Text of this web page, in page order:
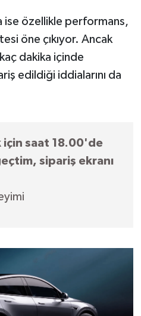
ise özellikle performans,
öne çıkıyor. Ancak
dakika içinde
edildiği iddialarını da
için saat 18.00'de
sipariş ekranı